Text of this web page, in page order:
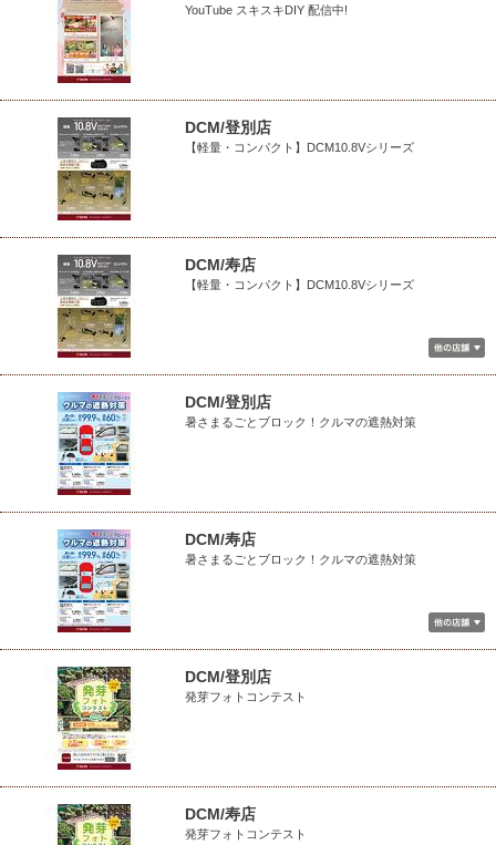
YouTube スキスキDIY 配信中!
DCM/登別店
【軽量・コンパクト】DCM10.8Vシリーズ
DCM/寿店
【軽量・コンパクト】DCM10.8Vシリーズ
DCM/登別店
暑さまるごとブロック！クルマの遮熱対策
DCM/寿店
暑さまるごとブロック！クルマの遮熱対策
DCM/登別店
発芽フォトコンテスト
DCM/寿店
発芽フォトコンテスト